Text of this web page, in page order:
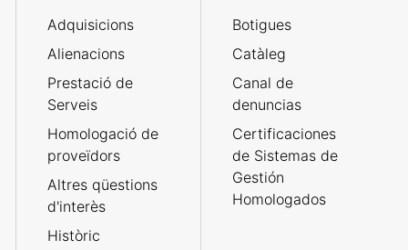
Adquisicions
Alienacions
Prestació de
Serveis
Homologació de
proveïdors
Altres qüestions
d'interès
Històric
Botigues
Catàleg
Canal de
denuncias
Certificaciones
de Sistemas de
Gestión
Homologados